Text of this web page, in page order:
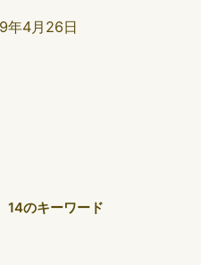
年4月26日
のキーワード